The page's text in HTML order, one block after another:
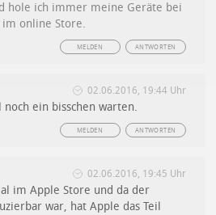
hole ich immer meine Geräte bei
online Store.
ANTWORTEN
MELDEN
02.06.2016, 19:44 Uhr
ein bisschen warten.
ANTWORTEN
MELDEN
02.06.2016, 19:45 Uhr
im Apple Store und da der
war, hat Apple das Teil